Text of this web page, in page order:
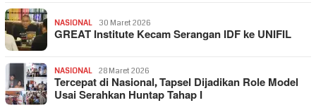
NASIONAL 30 Maret 2026
GREAT Institute Kecam Serangan IDF ke UNIFIL
NASIONAL 28 Maret 2026
Tercepat di Nasional, Tapsel Dijadikan Role Model
Usai Serahkan Huntap Tahap I